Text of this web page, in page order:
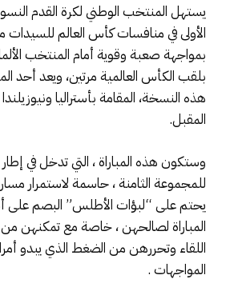
يستهل المنتخب الوطني لكرة القدم
الأولى في منافسات كأس العالم للسيدات
بمواجهة صعبة وقوية أمام المنتخب
بلقب الكأس العالمية مرتين، ويعد أحد
المقبل.
وستكون هذه المباراة ، التي تدخل في
للمجموعة الثامنة ، حاسمة لاستمرار
يحتم على “لبؤات الأطلس” البصم
المباراة لصالحهن ، خاصة مع تمكنهن من
اللقاء وتحررهن من الضغط الذي يبدو
المواجهات .